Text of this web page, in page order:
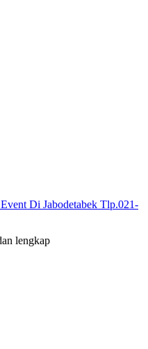
Di Jabodetabek Tlp.021-
lengkap